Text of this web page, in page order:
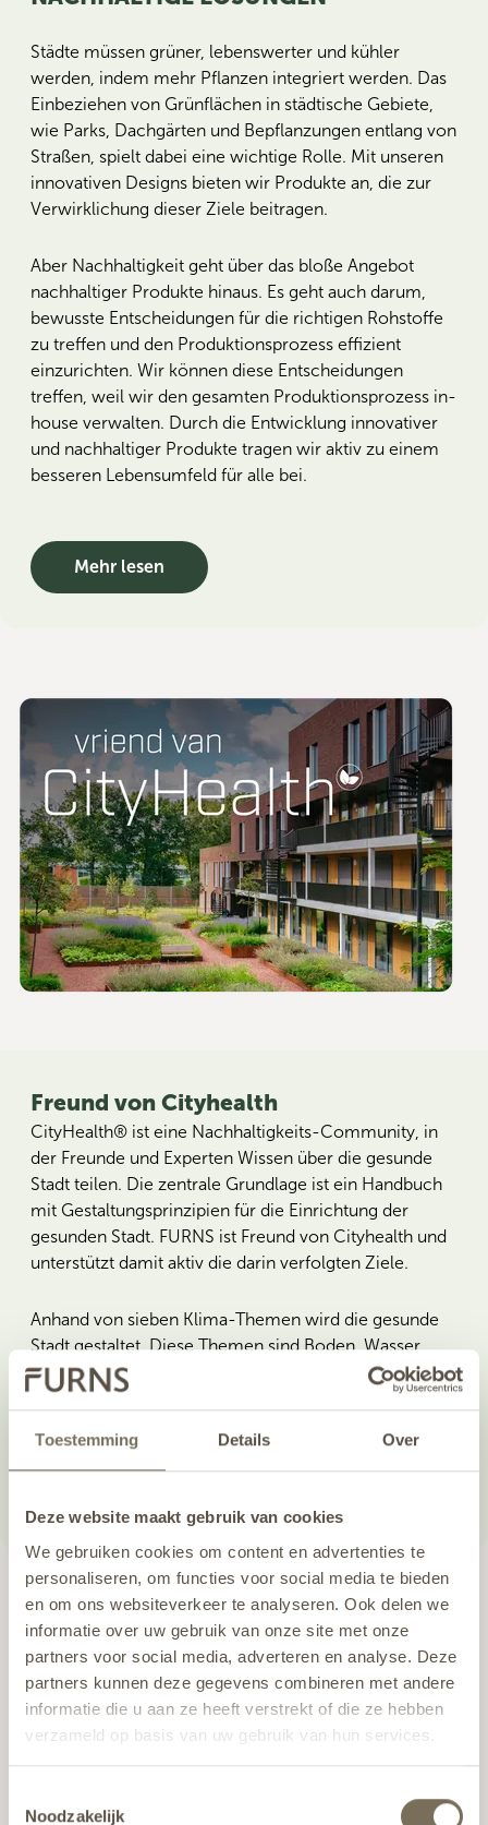
Toestemming Details Over
Deze website maakt gebruik van cookies
We gebruiken cookies om content en advertenties te
personaliseren, om functies voor social media te bieden
en om ons websiteverkeer te analyseren. Ook delen we
informatie over uw gebruik van onze site met onze
partners voor social media, adverteren en analyse. Deze
partners kunnen deze gegevens combineren met andere
informatie die u aan ze heeft verstrekt of die ze hebben
verzameld op basis van uw gebruik van hun services.
jehier.
Noodzakelijk
Städte müssen grüner, lebenswerter und kühler
werden, indem mehr Pflanzen integriert werden. Das
Einbeziehen von Grünflächen in städtische Gebiete,
wie Parks, Dachgärten und Bepflanzungen entlang von
Straßen, spielt dabei eine wichtige Rolle. Mit unseren
innovativen Designs bieten wir Produkte an, die zur
Verwirklichung dieser Ziele beitragen.
Aber Nachhaltigkeit geht über das bloße Angebot
nachhaltiger Produkte hinaus. Es geht auch darum,
bewusste Entscheidungen für die richtigen Rohstoffe
zu treffen und den Produktionsprozess effizient
einzurichten. Wir können diese Entscheidungen
treffen, weil wir den gesamten Produktionsprozess in-
house verwalten. Durch die Entwicklung innovativer
und nachhaltiger Produkte tragen wir aktiv zu einem
besseren Lebensumfeld für alle bei.
Mehr lesen
Freund von Cityhealth
CityHealth® ist eine Nachhaltigkeits-Community, in
der Freunde und Experten Wissen über die gesunde
Stadt teilen. Die zentrale Grundlage ist ein Handbuch
mit Gestaltungsprinzipien für die Einrichtung der
gesunden Stadt. FURNS ist Freund von Cityhealth und
unterstützt damit aktiv die darin verfolgten Ziele.
Anhand von sieben Klima-Themen wird die gesunde
Stadt gestaltet. Diese Themen sind Boden, Wasser,
Temperatur, Luft, Licht, Biodiversität und Energie.
Jedes Thema bildet ein eigenes Kapitel im Handbuch.
EIGENPRODUKTION